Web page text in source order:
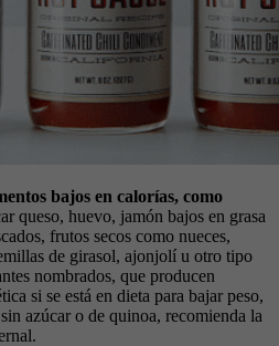
bajos en calorías, como
queso, huevo, jamón bajos en grasa
frutos secos como nueces,
de girasol, ajonjolí u otro tipo
nombrados, que producen
si se está en dieta para bajar peso,
azúcar o de quinoa, recomienda la